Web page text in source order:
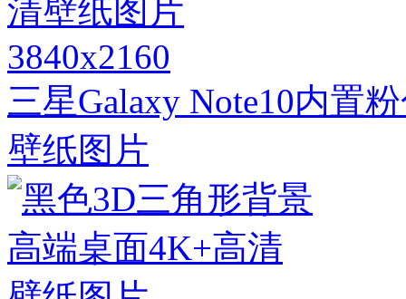
3840x2160
三星Galaxy Note10内置
壁纸图片